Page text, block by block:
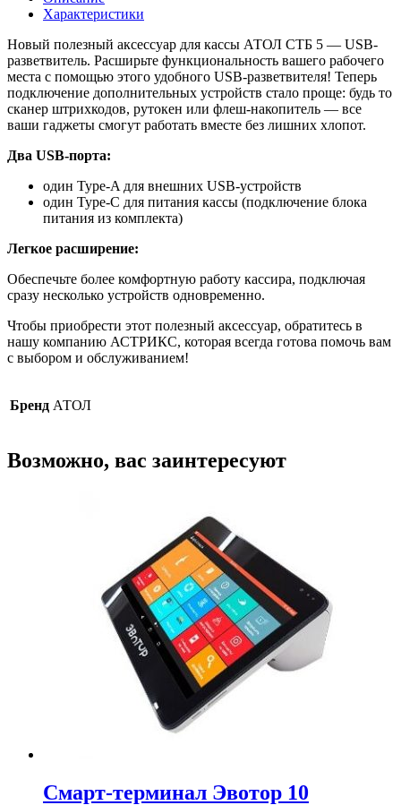
Характеристики
Новый полезный аксессуар для кассы АТОЛ СТБ 5 — USB-
разветвитель. Расширьте функциональность вашего рабочего
места с помощью этого удобного USB-разветвителя! Теперь
подключение дополнительных устройств стало проще: будь то
сканер штрихкодов, рутокен или флеш-накопитель — все
ваши гаджеты смогут работать вместе без лишних хлопот.
Два USB-порта:
один Type-A для внешних USB-устройств
один Type-C для питания кассы (подключение блока
питания из комплекта)
Легкое расширение:
Обеспечьте более комфортную работу кассира, подключая
сразу несколько устройств одновременно.
Чтобы приобрести этот полезный аксессуар, обратитесь в
нашу компанию АСТРИКС, которая всегда готова помочь вам
с выбором и обслуживанием!
Бренд АТОЛ
Возможно, вас заинтересуют
Смарт-терминал Эвотор 10